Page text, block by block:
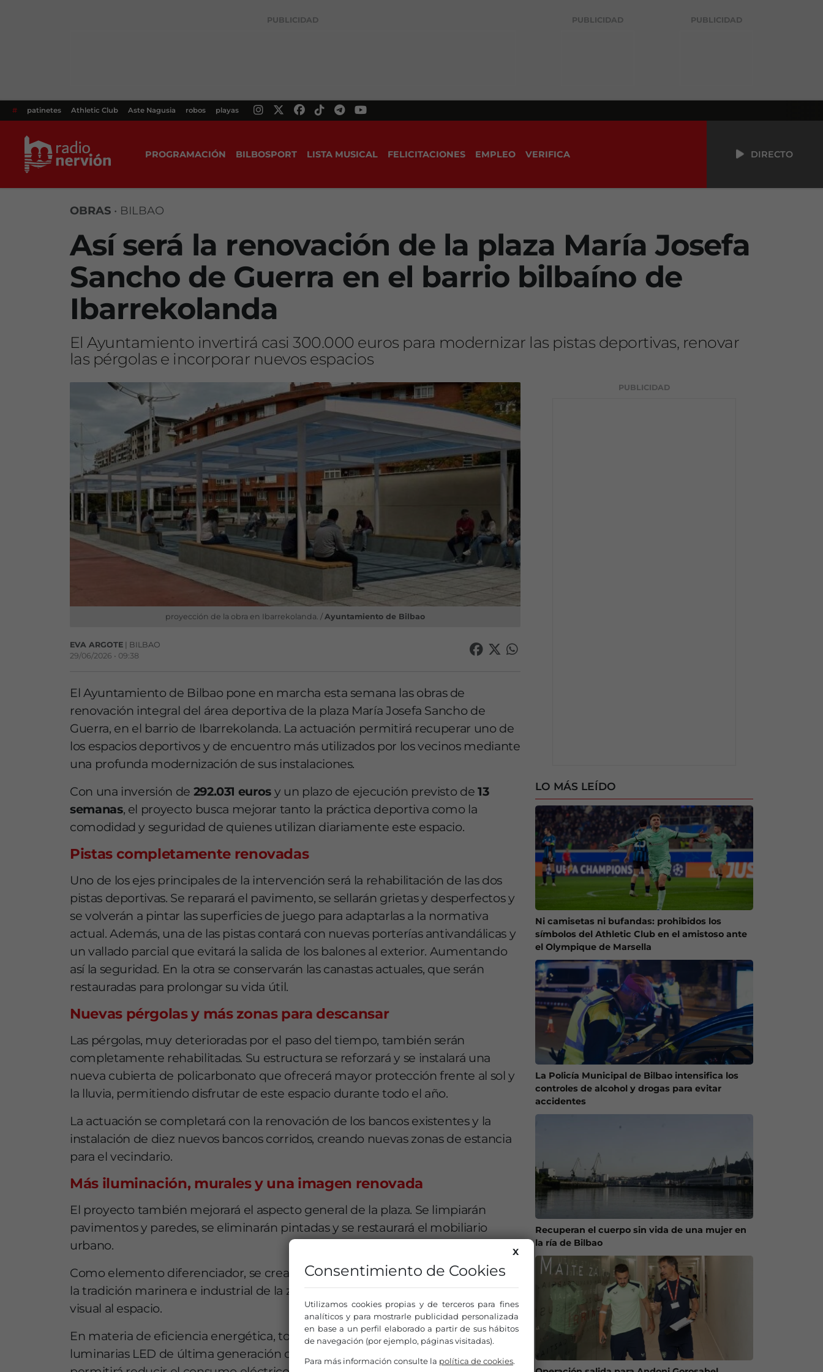
PUBLICIDAD PUBLICIDAD PUBLICIDAD
# patinetes Athletic Club Aste Nagusia robos playas
PROGRAMACIÓN BILBOSPORT LISTA MUSICAL FELICITACIONES EMPLEO VERIFICA DIRECTO
OBRAS • BILBAO
Así será la renovación de la plaza María Josefa
Sancho de Guerra en el barrio bilbaíno de
Ibarrekolanda
El Ayuntamiento invertirá casi 300.000 euros para modernizar las pistas deportivas, renovar
las pérgolas e incorporar nuevos espacios
proyección de la obra en Ibarrekolanda. / Ayuntamiento de Bilbao
EVA ARGOTE | BILBAO
29/06/2026 • 09:38
El Ayuntamiento de Bilbao pone en marcha esta semana las obras de
renovación integral del área deportiva de la plaza María Josefa Sancho de
Guerra, en el barrio de Ibarrekolanda. La actuación permitirá recuperar uno de
los espacios deportivos y de encuentro más utilizados por los vecinos mediante
una profunda modernización de sus instalaciones.
Con una inversión de 292.031 euros y un plazo de ejecución previsto de13
semanas, el proyecto busca mejorar tanto la práctica deportiva como la
comodidad y seguridad de quienes utilizan diariamente este espacio.
Pistas completamente renovadas
Uno de los ejes principales de la intervención será la rehabilitación de las dos
pistas deportivas. Se reparará el pavimento, se sellarán grietas y desperfectos y
se volverán a pintar las superficies de juego para adaptarlas a la normativa
actual. Además, una de las pistas contará con nuevas porterías antivandálicas y
un vallado parcial que evitará la salida de los balones al exterior. Aumentando
así la seguridad. En la otra se conservarán las canastas actuales, que serán
restauradas para prolongar su vida útil.
Nuevas pérgolas y más zonas para descansar
Las pérgolas, muy deterioradas por el paso del tiempo, también serán
completamente rehabilitadas. Su estructura se reforzará y se instalará una
nueva cubierta de policarbonato que ofrecerá mayor protección frente al sol y
la lluvia, permitiendo disfrutar de este espacio durante todo el año.
La actuación se completará con la renovación de los bancos existentes y la
instalación de diez nuevos bancos corridos, creando nuevas zonas de estancia
para el vecindario.
Más iluminación, murales y una imagen renovada
El proyecto también mejorará el aspecto general de la plaza. Se limpiarán
pavimentos y paredes, se eliminarán pintadas y se restaurará el mobiliario
urbano.
Como elemento diferenciador, se crearán dos murales artísticos inspirados en
la tradición marinera e industrial de la zona, aportando una nueva identidad
visual al espacio.
En materia de eficiencia energética, todo el alumbrado será sustituido por
luminarias LED de última generación con un sistema de telegestión que
PUBLICIDAD
LO MÁS LEÍDO
Ni camisetas ni bufandas: prohibidos los
símbolos del Athletic Club en el amistoso ante
el Olympique de Marsella
La Policía Municipal de Bilbao intensifica los
controles de alcohol y drogas para evitar
accidentes
Recuperan el cuerpo sin vida de una mujer en
la ría de Bilbao
X
Consentimiento de Cookies
Utilizamos cookies propias y de terceros para fines
analíticos y para mostrarle publicidad personalizada
en base a un perfil elaborado a partir de sus hábitos
de navegación (por ejemplo, páginas visitadas).
Para más información consulte la política de cookies.